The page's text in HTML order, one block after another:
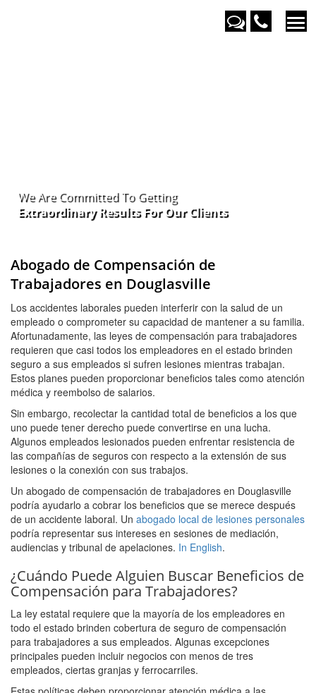
We Are Committed To Getting
Extraordinary Results For Our Clients
Abogado de Compensación de
Trabajadores en Douglasville
Los accidentes laborales pueden interferir con la salud de un
empleado o comprometer su capacidad de mantener a su familia.
Afortunadamente, las leyes de compensación para trabajadores
requieren que casi todos los empleadores en el estado brinden
seguro a sus empleados si sufren lesiones mientras trabajan.
Estos planes pueden proporcionar beneficios tales como atención
médica y reembolso de salarios.
Sin embargo, recolectar la cantidad total de beneficios a los que
uno puede tener derecho puede convertirse en una lucha.
Algunos empleados lesionados pueden enfrentar resistencia de
las compañías de seguros con respecto a la extensión de sus
lesiones o la conexión con sus trabajos.
Un abogado de compensación de trabajadores en Douglasville
podría ayudarlo a cobrar los beneficios que se merece después
de un accidente laboral. Un abogado local de lesiones personales
podría representar sus intereses en sesiones de mediación,
audiencias y tribunal de apelaciones. In English.
¿Cuándo Puede Alguien Buscar Beneficios de
Compensación para Trabajadores?
La ley estatal requiere que la mayoría de los empleadores en
todo el estado brinden cobertura de seguro de compensación
para trabajadores a sus empleados. Algunas excepciones
principales pueden incluir negocios con menos de tres
empleados, ciertas granjas y ferrocarriles.